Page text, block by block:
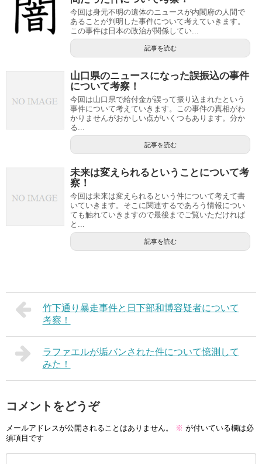
今回は身元不明の遺体のニュースが内閣府の人間で
あることが判明した事件について考えていきます。
この事件は日本の政治が関係してい...
記事を読む
山口県のニュースになった誤振込の事件
について考察！
今回は山口県で給付金が誤って振り込まれたという
事件について考えていきます。この事件の真相がわ
かりませんがおかしい点がいくつもあります。分か
る...
記事を読む
未来は変えられるということについて考
察！
今回は未来は変えられるという件について考えて書
いていきます。そこに関連するであろう情報につい
ても触れていきますので最後までご覧いただければ
と...
記事を読む
竹下通り暴走事件と日下部和博容疑者について
考察！
ラファエルが垢バンされた件について憶測して
みた！
コメントをどうぞ
メールアドレスが公開されることはありません。 ※ が付いている欄は必
須項目です